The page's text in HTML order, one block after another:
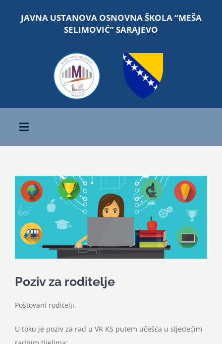
JAVNA USTANOVA OSNOVNA ŠKOLA “MEŠA
SELIMOVIĆ” SARAJEVO
Toggle
Navigation
O školi
Učenici
Obavještenja
View
Larger
Image
Poziv za roditelje
Poštovani roditelji,
U toku je poziv za rad u VR KS putem učešća u sljedećim